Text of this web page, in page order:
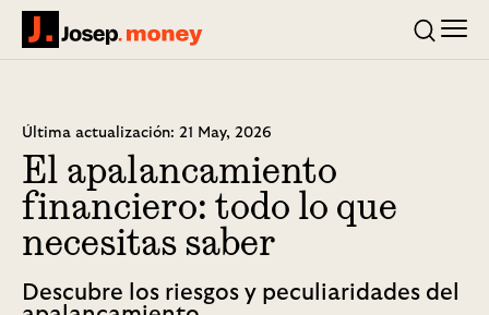
Josep.money Buscar
Última actualización: 21 May, 2026
El apalancamiento
financiero: todo lo que
necesitas saber
Descubre los riesgos y peculiaridades del